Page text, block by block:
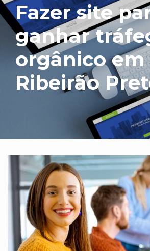
Fazer site
ganhar
orgânico em
Ribeirão